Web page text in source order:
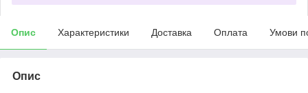
Опис Характеристики Доставка Оплата Умови
Опис